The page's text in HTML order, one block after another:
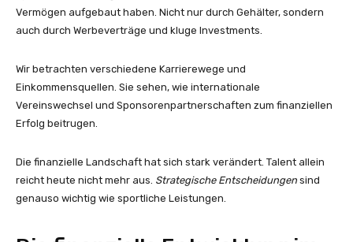
Vermögen aufgebaut haben. Nicht nur durch Gehälter, sondern
auch durch Werbeverträge und kluge Investments.
Wir betrachten verschiedene Karrierewege und
Einkommensquellen. Sie sehen, wie internationale
Vereinswechsel und Sponsorenpartnerschaften zum finanziellen
Erfolg beitrugen.
Die finanzielle Landschaft hat sich stark verändert. Talent allein
reicht heute nicht mehr aus. Strategische Entscheidungen sind
genauso wichtig wie sportliche Leistungen.